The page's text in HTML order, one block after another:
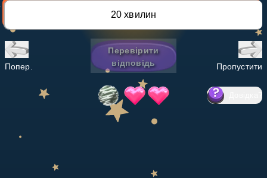
20 хвилин
Попер.
Перевірити
відповідь
Пропустити
?